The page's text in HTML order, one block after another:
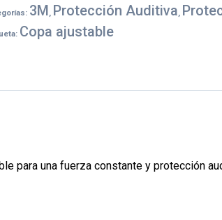
3M, Protección Auditiva,
Copa ajustable
para una fuerza constante y protección